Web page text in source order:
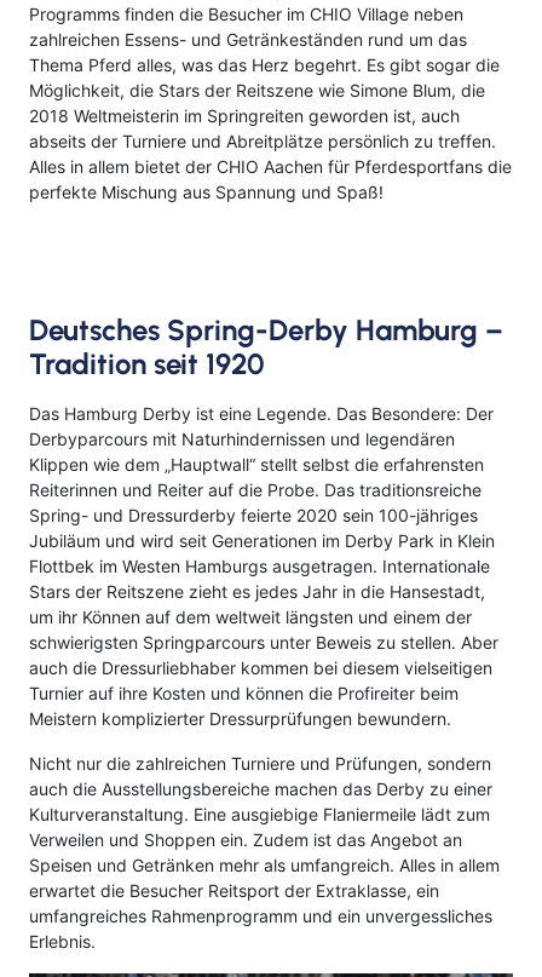
Top Reise Deals
Programms finden die Besucher im CHIO Village neben
zahlreichen Essens- und Getränkeständen rund um das
Thema Pferd alles, was das Herz begehrt. Es gibt sogar die
Möglichkeit, die Stars der Reitszene wie Simone Blum, die
2018 Weltmeisterin im Springreiten geworden ist, auch
abseits der Turniere und Abreitplätze persönlich zu treffen.
Alles in allem bietet der CHIO Aachen für Pferdesportfans die
perfekte Mischung aus Spannung und Spaß!
Deutsches Spring-Derby Hamburg –
Tradition seit 1920
Das Hamburg Derby ist eine Legende. Das Besondere: Der
Derbyparcours mit Naturhindernissen und legendären
Klippen wie dem „Hauptwall“ stellt selbst die erfahrensten
Reiterinnen und Reiter auf die Probe. Das traditionsreiche
Spring- und Dressurderby feierte 2020 sein 100-jähriges
Jubiläum und wird seit Generationen im Derby Park in Klein
Flottbek im Westen Hamburgs ausgetragen. Internationale
Stars der Reitszene zieht es jedes Jahr in die Hansestadt,
um ihr Können auf dem weltweit längsten und einem der
schwierigsten Springparcours unter Beweis zu stellen. Aber
auch die Dressurliebhaber kommen bei diesem vielseitigen
Turnier auf ihre Kosten und können die Profireiter beim
Meistern komplizierter Dressurprüfungen bewundern.
Nicht nur die zahlreichen Turniere und Prüfungen, sondern
auch die Ausstellungsbereiche machen das Derby zu einer
Kulturveranstaltung. Eine ausgiebige Flaniermeile lädt zum
Verweilen und Shoppen ein. Zudem ist das Angebot an
Speisen und Getränken mehr als umfangreich. Alles in allem
erwartet die Besucher Reitsport der Extraklasse, ein
umfangreiches Rahmenprogramm und ein unvergessliches
Erlebnis.